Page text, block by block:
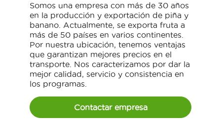
Somos una empresa con más de 30 años
en la producción y exportación de piña y
banano. Actualmente, se exporta fruta a
más de 50 países en varios continentes.
Por nuestra ubicación, tenemos ventajas
que garantizan mejores precios en el
transporte. Nos caracterizamos por dar la
mejor calidad, servicio y consistencia en
los programas.
Contactar empresa